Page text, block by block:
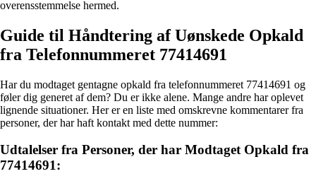
overensstemmelse hermed.
Guide til Håndtering af Uønskede Opkald
fra Telefonnummeret 77414691
Har du modtaget gentagne opkald fra telefonnummeret 77414691 og
føler dig generet af dem? Du er ikke alene. Mange andre har oplevet
lignende situationer. Her er en liste med omskrevne kommentarer fra
personer, der har haft kontakt med dette nummer:
Udtalelser fra Personer, der har Modtaget Opkald fra
77414691: